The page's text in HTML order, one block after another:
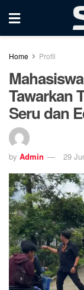
Home Profil
Tawarkan
Seru dan
by Admin 29